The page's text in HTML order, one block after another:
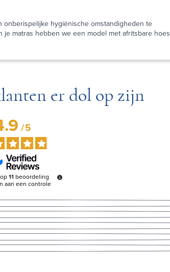
hygiënische omstandigheden te
matras hebben we een model met afritsbare hoes
er dol op zijn
/5
11 beoordeling
aan een controle